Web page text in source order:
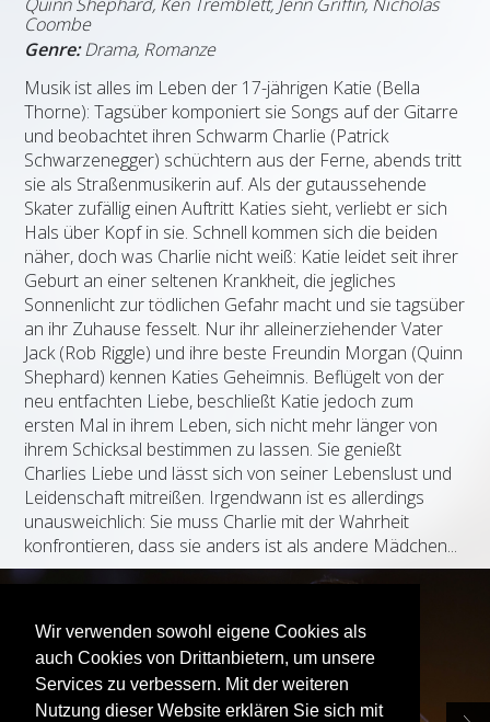
Wir verwenden sowohl eigene Cookies als
auch Cookies von Drittanbietern, um unsere
Services zu verbessern. Mit der weiteren
Nutzung dieser Website erklären Sie sich mit
Coombe
Genre:Drama, Romanze
Musik ist alles im Leben der 17-jährigen Katie (Bella
Thorne): Tagsüber komponiert sie Songs auf der Gitarre
und beobachtet ihren Schwarm Charlie (Patrick
Schwarzenegger) schüchtern aus der Ferne, abends tritt
sie als Straßenmusikerin auf. Als der gutaussehende
Skater zufällig einen Auftritt Katies sieht, verliebt er sich
Hals über Kopf in sie. Schnell kommen sich die beiden
näher, doch was Charlie nicht weiß: Katie leidet seit ihrer
Geburt an einer seltenen Krankheit, die jegliches
Sonnenlicht zur tödlichen Gefahr macht und sie tagsüber
an ihr Zuhause fesselt. Nur ihr alleinerziehender Vater
Jack (Rob Riggle) und ihre beste Freundin Morgan (Quinn
Shephard) kennen Katies Geheimnis. Beflügelt von der
neu entfachten Liebe, beschließt Katie jedoch zum
ersten Mal in ihrem Leben, sich nicht mehr länger von
ihrem Schicksal bestimmen zu lassen. Sie genießt
Charlies Liebe und lässt sich von seiner Lebenslust und
Leidenschaft mitreißen. Irgendwann ist es allerdings
unausweichlich: Sie muss Charlie mit der Wahrheit
konfrontieren, dass sie anders ist als andere Mädchen...